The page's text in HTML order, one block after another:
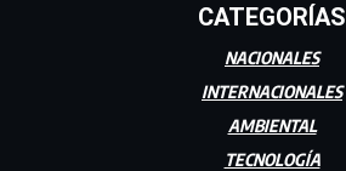
CATEGORÍAS
NACIONALES
INTERNACIONALES
AMBIENTAL
TECNOLOGÍA